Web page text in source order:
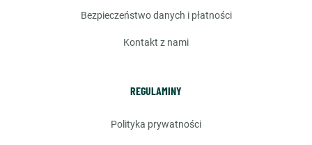
bezpieczeństwo danych i płatności
kontakt z nami
REGULAMINY
polityka prywatności